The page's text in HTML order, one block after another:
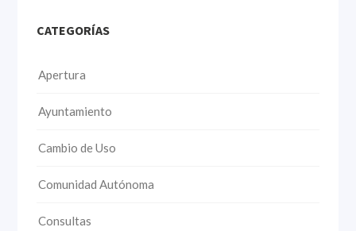
CATEGORÍAS
Apertura
Ayuntamiento
Cambio de Uso
Comunidad Autónoma
Consultas